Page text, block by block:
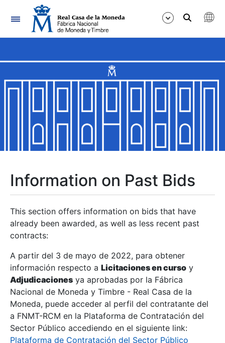
Navigation
Show/Hide
Show/Hide
Show/Hide
Show/Hide
Show/Hide
Information on Past Bids
This section offers information on bids that have
already been awarded, as well as less recent past
contracts:
A partir del 3 de mayo de 2022, para obtener
información respecto a Licitaciones en curso y
Adjudicaciones ya aprobadas por la Fábrica
Nacional de Moneda y Timbre - Real Casa de la
Moneda, puede acceder al perfil del contratante del
a FNMT-RCM en la Plataforma de Contratación del
Sector Público accediendo en el siguiente link:
Plataforma de Contratación del Sector Público